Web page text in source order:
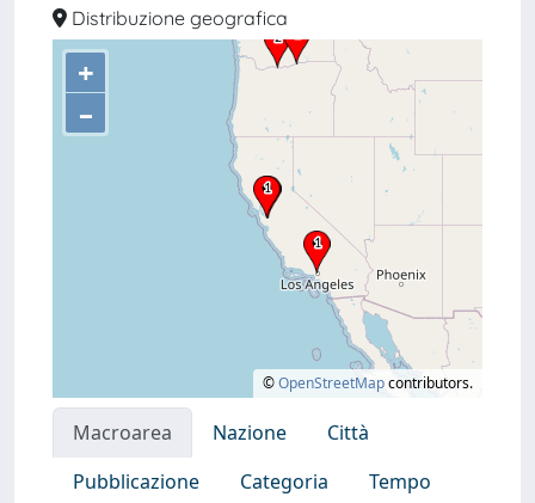
Distribuzione geografica
+
–
©OpenStreetMapcontributors.
Macroarea Nazione
Città
Pubblicazione
Categoria
Tempo